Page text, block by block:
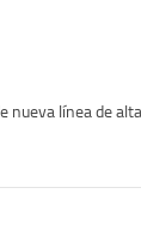
nueva línea de